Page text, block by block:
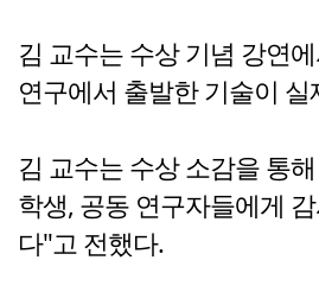
김 교수는 수상 기념 강연
연구에서 출발한 기술이
김 교수는 수상 소감을 통
학생, 공동 연구자들에게
다"고 전했다.